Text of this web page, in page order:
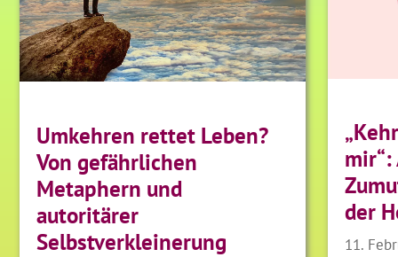
Umkehren rettet Leben?
Von gefährlichen
Metaphern und
autoritärer
Selbstverkleinerung
der
11.